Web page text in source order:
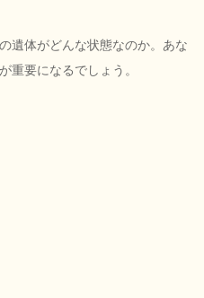
遺体がどんな状態なのか。あな
重要になるでしょう。